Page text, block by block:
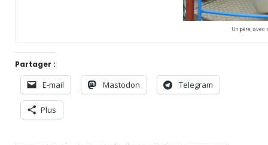
Un père, avec
Partager :
E-mail Mastodon Telegram
Plus